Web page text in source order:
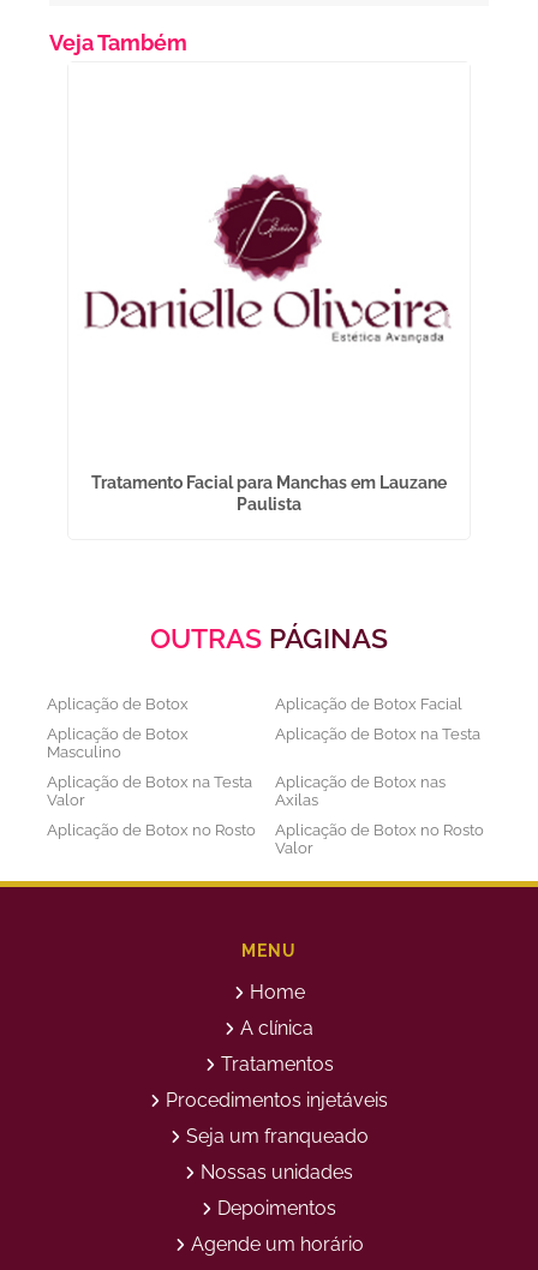
Veja Também
Tratamento Facial para Manchas em Lauzane
Paulista
OUTRAS PÁGINAS
Aplicação de Botox
Aplicação de Botox Facial
Aplicação de Botox
Masculino
Aplicação de Botox na Testa
Aplicação de Botox na Testa
Valor
Aplicação de Botox nas
Axilas
Aplicação de Botox no Rosto
Aplicação de Botox no Rosto
Valor
Aplicação de Botox nos
Aplicação de Botox Preço
Barriga
no Glúteo Valor
Bioestimulador de Colageno
Bioestimuladores de
Colágeno
Colágeno Injetável
Clareamento Facial
Botox
Clinica de Depilação a Laser
Clinica de Estetica Avançada
Clinica de Estetica Limpeza
Clinica de Limpeza de Pele
MENU
Home
A clínica
Tratamentos
Procedimentos injetáveis
Seja um franqueado
Nossas unidades
Depoimentos
Agende um horário